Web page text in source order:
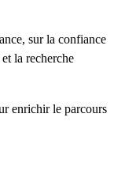
sur la confiance
la recherche
enrichir le parcours